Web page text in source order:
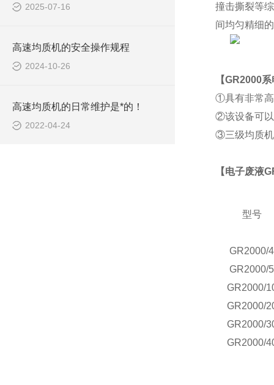
2025-07-16
高速均质机的安全操作规程
2024-10-26
高速均质机的日常维护是*的！
2022-04-24
撞击撕裂等
间均匀精细
【GR2000系
①具有非常高
②该设备可以
③三级均质机
【电子废液G
型号
GR2000/4
GR2000/5
GR2000/
GR2000/
GR2000/
GR2000/